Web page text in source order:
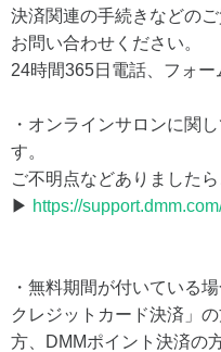
決済関連の手続きなどのご
お問い合わせください。
24時間365日電話、フォー
・オンラインサロンに関
す。
ご不明点などありました
▶ https://
・無料期間が付いている
クレジットカード決済」
方、DMMポイント決済の